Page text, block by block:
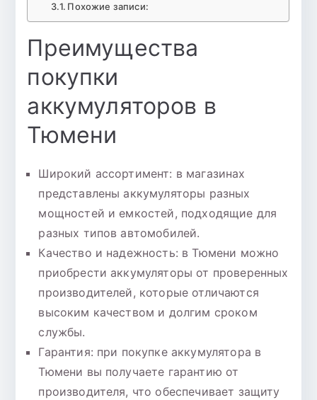
Похожие записи:
Преимущества
покупки
аккумуляторов в
Тюмени
Широкий ассортимент: в магазинах
представлены аккумуляторы разных
мощностей и емкостей, подходящие для
разных типов автомобилей.
Качество и надежность: в Тюмени можно
приобрести аккумуляторы от проверенных
производителей, которые отличаются
высоким качеством и долгим сроком
службы.
Гарантия: при покупке аккумулятора в
Тюмени вы получаете гарантию от
производителя, что обеспечивает защиту